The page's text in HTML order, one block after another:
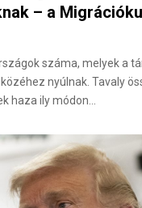
– a
száma, melyek a
nyúlnak. Tavaly
haza ily módon…